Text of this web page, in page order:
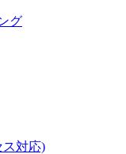
グ
ス対応)